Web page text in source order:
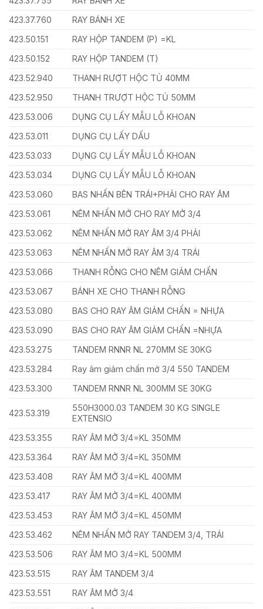
423.37.760
RAY BÁNH XE
423.50.151
RAY HỘP TANDEM (P) =KL
423.50.152
RAY HỘP TANDEM (T)
423.52.940
THANH RƯỢT HỘC TỦ 40MM
423.52.950
THANH TRƯỢT HỘC TỦ 50MM
423.53.006
DỤNG CỤ LẤY MẪU LỖ KHOAN
423.53.011
DỤNG CỤ LẤY DẤU
423.53.033
DỤNG CỤ LẤY MẪU LỖ KHOAN
423.53.034
DỤNG CỤ LẤY MẪU LỖ KHOAN
423.53.060
BAS NHẤN BÊN TRÁI+PHẢI CHO RAY ÂM
423.53.061
NÊM NHẤN MỞ CHO RAY MỞ 3/4
423.53.062
NÊM NHẤN MỞ RAY ÂM 3/4 PHẢI
423.53.063
NÊM NHẤN MỞ RAY ÂM 3/4 TRÁI
423.53.066
THANH RỖNG CHO NÊM GIẢM CHẤN
423.53.067
BÁNH XE CHO THANH RỖNG
423.53.080
BAS CHO RAY ÂM GIẢM CHẤN = NHỰA
423.53.090
BAS CHO RAY ÂM GIẢM CHẤN =NHỰA
423.53.275
TANDEM RNNR NL 270MM SE 30KG
423.53.284
Ray âm giảm chấn mở 3/4 550 TANDEM
423.53.300
TANDEM RNNR NL 300MM SE 30KG
423.53.319
550H3000.03 TANDEM 30 KG SINGLE
EXTENSIO
423.53.355
RAY ÂM MỞ 3/4=KL 350MM
423.53.364
RAY ÂM MỞ 3/4=KL 350MM
423.53.408
RAY ÂM MỞ 3/4=KL 400MM
423.53.417
RAY ÂM MỞ 3/4=KL 400MM
423.53.453
RAY ÂM MỞ 3/4=KL 450MM
423.53.462
NÊM NHẤN MỞ RAY TANDEM 3/4, TRÁI
423.53.506
RAY ÂM MO 3/4=KL 500MM
423.53.515
RAY ÂM TANDEM 3/4
423.53.551
RAY ÂM MỞ 3/4